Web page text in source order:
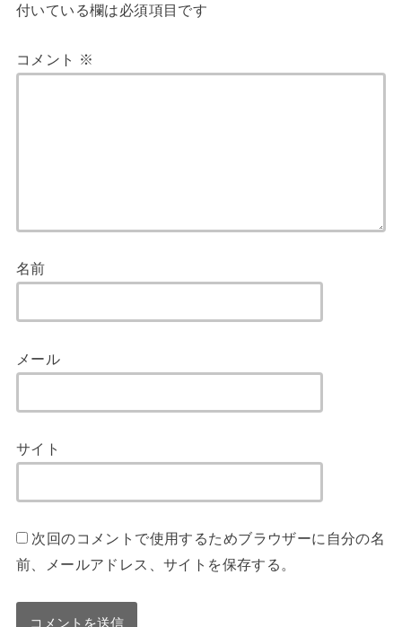
付いている欄は必須項目です
コメント ※
名前
メール
サイト
次回のコメントで使用するためブラウザーに自分の名
前、メールアドレス、サイトを保存する。